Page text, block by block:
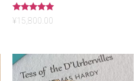
5段階中
5.00
¥15,800.00